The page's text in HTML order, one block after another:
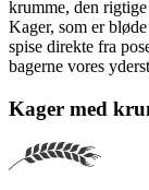
krumme, den
Kager, som er
spise direkte fra
bagerne vores
Kager med